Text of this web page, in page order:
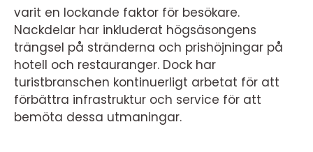
varit en lockande faktor för besökare.
Nackdelar har inkluderat högsäsongens
trängsel på stränderna och prishöjningar på
hotell och restauranger. Dock har
turistbranschen kontinuerligt arbetat för att
förbättra infrastruktur och service för att
bemöta dessa utmaningar.